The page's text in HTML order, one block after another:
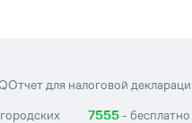
Отчет для налоговой
7555-